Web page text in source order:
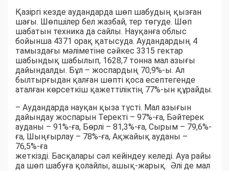
Қазіргі кезде аудандарда шөп шабудың қызған
шағы. Шөпшілер бел жазбай, тер төгуде. Шөп
шабатын техника да сайлы. Науқанға облыс
бойынша 4371 орақ қатысуда. Аудандардың 4
тамыздағы мәліметіне сәйкес 3315 гектар
шабындық шабылып, 1628,7 тонна мал азығы
дайындалды. Бұл – жоспардың 70,9%-ы. Ал
былтырғыдан қалған шөпті қоса есептегенде
аталған көрсеткіш қажеттіліктің 77%-ын құрайды.
– Аудандарда науқан қыза түсті. Мал азығын
дайындау жоспарын Теректі – 97%-ға, Бәйтерек
ауданы – 91%-ға, Бөрлі – 81,3%-ға, Сырым – 79,6%-
ға, Шыңғырлау – 78%-ға, Ақжайық ауданы –
76,5%-ға
жеткізді. Басқалары сәл кейіндеу келеді. Ауа райы
да шөп шабуға қолайлы, ашық-жарық. Әлі де мал